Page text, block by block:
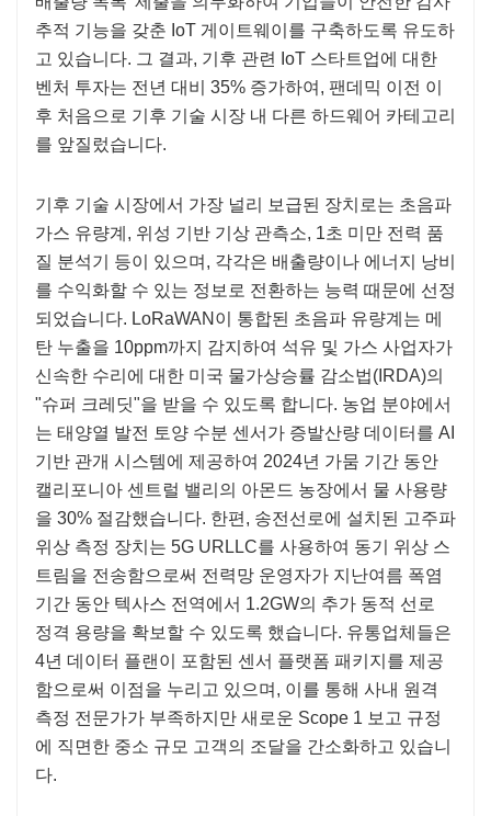
추적 기능을 갖춘 IoT 게이트웨이를 구축하도록 유도하
고 있습니다. 그 결과, 기후 관련 IoT 스타트업에 대한
벤처 투자는 전년 대비 35% 증가하여, 팬데믹 이전 이
후 처음으로 기후 기술 시장 내 다른 하드웨어 카테고리
를 앞질렀습니다.
기후 기술 시장에서 가장 널리 보급된 장치로는 초음파
가스 유량계, 위성 기반 기상 관측소, 1초 미만 전력 품
질 분석기 등이 있으며, 각각은 배출량이나 에너지 낭비
를 수익화할 수 있는 정보로 전환하는 능력 때문에 선정
되었습니다. LoRaWAN이 통합된 초음파 유량계는 메
탄 누출을 10ppm까지 감지하여 석유 및 가스 사업자가
신속한 수리에 대한 미국 물가상승률 감소법(IRDA)의
"슈퍼 크레딧"을 받을 수 있도록 합니다. 농업 분야에서
는 태양열 발전 토양 수분 센서가 증발산량 데이터를 AI
기반 관개 시스템에 제공하여 2024년 가뭄 기간 동안
캘리포니아 센트럴 밸리의 아몬드 농장에서 물 사용량
을 30% 절감했습니다. 한편, 송전선로에 설치된 고주파
위상 측정 장치는 5G URLLC를 사용하여 동기 위상 스
트림을 전송함으로써 전력망 운영자가 지난여름 폭염
기간 동안 텍사스 전역에서 1.2GW의 추가 동적 선로
정격 용량을 확보할 수 있도록 했습니다. 유통업체들은
4년 데이터 플랜이 포함된 센서 플랫폼 패키지를 제공
함으로써 이점을 누리고 있으며, 이를 통해 사내 원격
측정 전문가가 부족하지만 새로운 Scope 1 보고 규정
에 직면한 중소 규모 고객의 조달을 간소화하고 있습니
다.